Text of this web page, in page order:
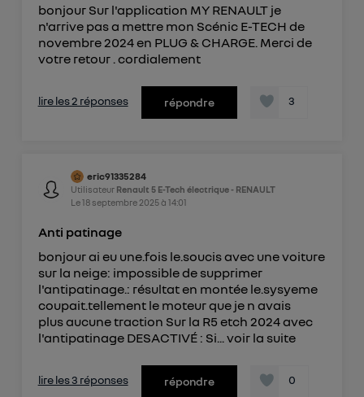
bonjour Sur l'application MY RENAULT je
n'arrive pas a mettre mon Scénic E-TECH de
novembre 2024 en PLUG & CHARGE. Merci de
votre retour . cordialement
lire les 2 réponses répondre 3
eric91335284
Utilisateur Renault 5 E-Tech électrique - RENAULT
Le18 septembre 2025à 14:01
Anti patinage
bonjour ai eu une.fois le.soucis avec une voiture
sur la neige: impossible de supprimer
l'antipatinage.: résultat en montée le.sysyeme
coupait.tellement le moteur que je n avais
plus aucune traction Sur la R5 etch 2024 avec
l'antipatinage DESACTIVÉ : Si... voir la suite
lire les 3 réponses répondre 0